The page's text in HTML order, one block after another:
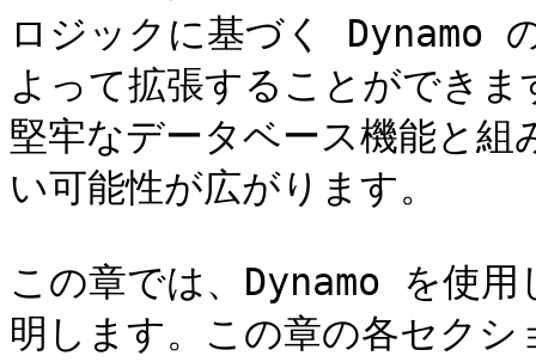
ロジックに基づく Dynamo
よって拡張することができ
堅牢なデータベース機能と
い可能性が広がります。
この章では、Dynamo を使
明します。この章の各セク